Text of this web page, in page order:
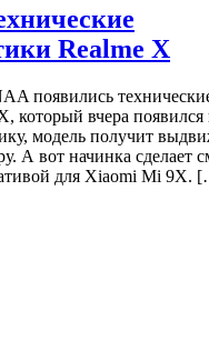
Realme X
появились
который вчера
модель получит
А вот начинка сделает
для Xiaomi Mi 9X.